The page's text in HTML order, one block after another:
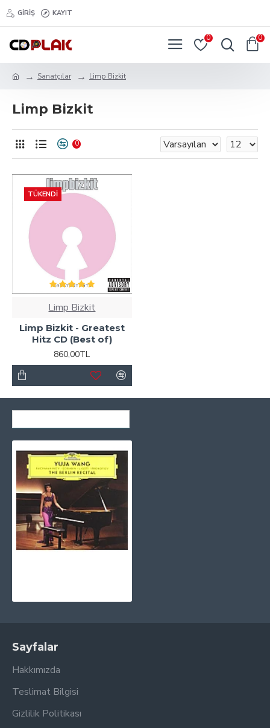
GIRIŞ KAYIT
0 0
Sanatçılar Limp Bizkit
Limp Bizkit
0
TÜKENDI
Limp Bizkit
Limp Bizkit - Greatest
Hitz CD (Best of)
860,00TL
Sayfalar
Hakkımızda
Teslimat Bilgisi
Gizlilik Politikası